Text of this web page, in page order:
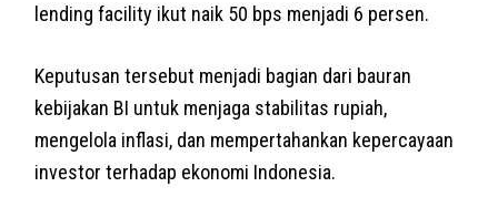
lending facility ikut naik 50 bps menjadi 6 persen.
Keputusan tersebut menjadi bagian dari bauran
kebijakan BI untuk menjaga stabilitas rupiah,
mengelola inflasi, dan mempertahankan kepercayaan
investor terhadap ekonomi Indonesia.